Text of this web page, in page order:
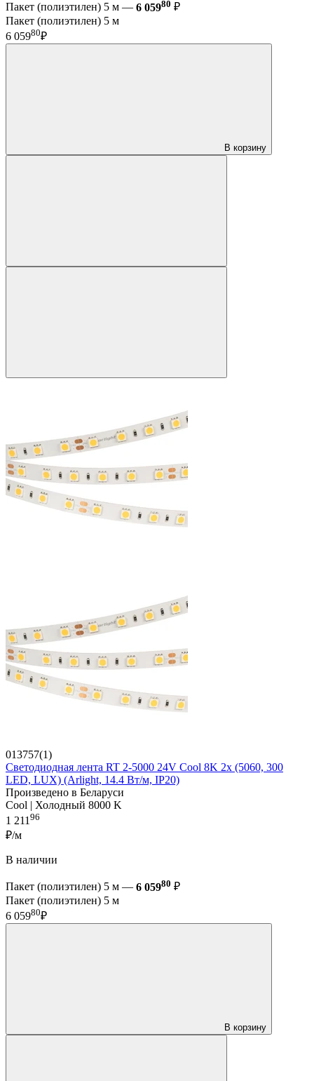
Пакет (полиэтилен) 5 м — 6 05980 ₽
Пакет (полиэтилен) 5 м
6 05980₽
В корзину
013757(1)
Светодиодная лента RT 2-5000 24V Cool 8K 2x (5060, 300
LED, LUX) (Arlight, 14.4 Вт/м, IP20)
Произведено в Беларуси
Cool | Холодный 8000 K
1 211 96
₽/м
В наличии
Пакет (полиэтилен) 5 м — 6 05980 ₽
Пакет (полиэтилен) 5 м
6 05980₽
В корзину